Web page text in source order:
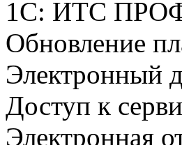
1С: ИТС
Обновление
Электронный
Доступ к
Электронная